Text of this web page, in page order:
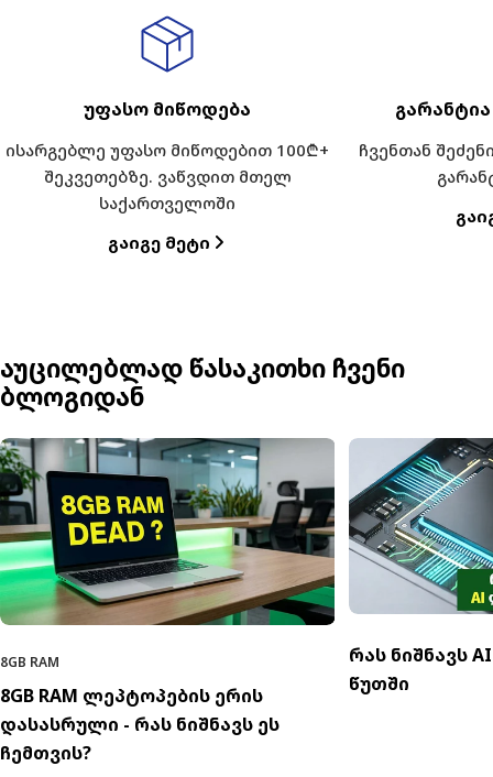
უფასო მიწოდება
ისარგებლე უფასო მიწოდებით 100₾+
შეკვეთებზე. ვაწვდით მთელ
საქართველოში
Გაიგე Მეტი
ჩვენთან
აუცილებლად წასაკითხი ჩვენი
ბლოგიდან
8GB RAM
8GB RAM ლეპტოპების ერის
დასასრული - რას ნიშნავს ეს
ჩემთვის?
რას ნიშნავს
წუთში